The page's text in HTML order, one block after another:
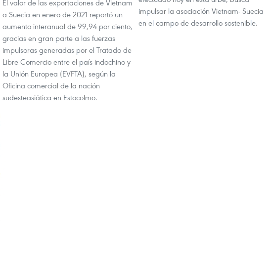
El valor de las exportaciones de Vietnam
a Suecia en enero de 2021 reportó un
aumento interanual de 99,94 por ciento,
gracias en gran parte a las fuerzas
impulsoras generadas por el Tratado de
Libre Comercio entre el país indochino y
la Unión Europea (EVFTA), según la
Oficina comercial de la nación
sudesteasiática en Estocolmo.
impulsar la asociación Vietnam- Suecia
en el campo de desarrollo sostenible.